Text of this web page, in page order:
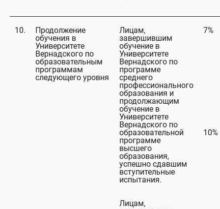
10.
Продолжение
обучения в
Университете
Вернадского по
образовательным
программам
следующего уровня
Лицам,
завершившим
обучение в
Университете
Вернадского по
программе
среднего
профессионального
образования и
продолжающим
обучение в
Университете
Вернадского по
образовательной
программе
высшего
образования,
успешно сдавшим
вступительные
испытания.
Лицам,
7%
10%